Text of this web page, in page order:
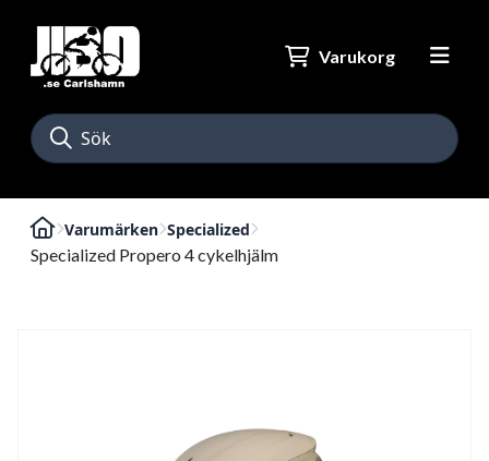
Varukorg
Varumärken Specialized
Specialized Propero 4 cykelhjälm